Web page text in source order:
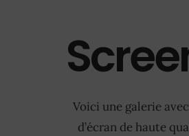
Voici une galerie
d’écran de haute